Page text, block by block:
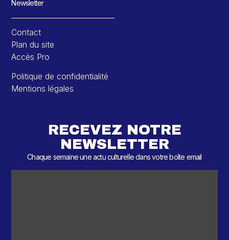
Newsletter
Contact
Plan du site
Accès Pro
Politique de confidentialité
Mentions légales
RECEVEZ NOTRE
NEWSLETTER
Chaque semaine une actu culturelle dans votre boîte email